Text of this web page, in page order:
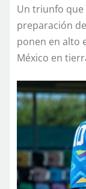
Un triunfo que
preparación
ponen en alto
México en